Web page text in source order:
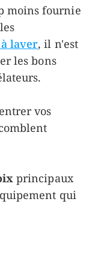
moins fournie
laver, il n'est
les bons
vos
principaux
qui